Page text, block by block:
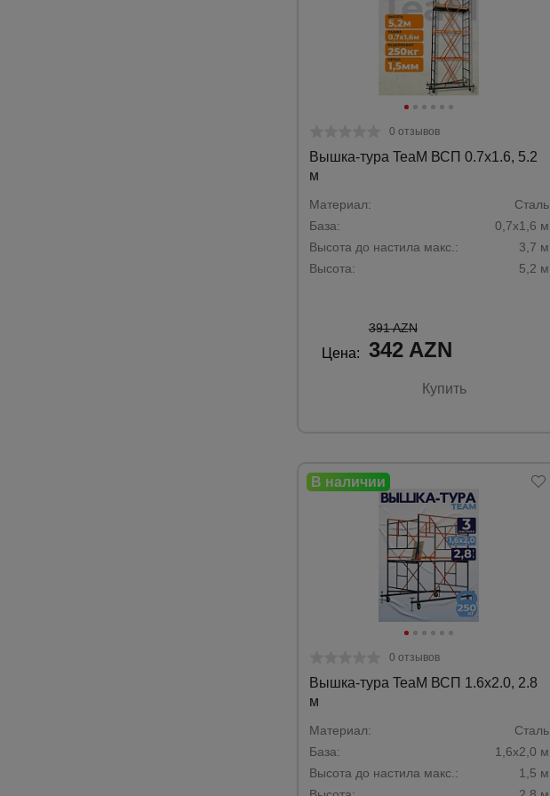
0 отзывов
Вышка-тура TeaM ВСП 0.7х1.6, 5.2
м
Материал:
Сталь
База:
0,7х1,6 м
Высота до настила макс.:
3,7 м
Высота:
5,2 м
Цена:
391 AZN
342 AZN
Купить
0 отзывов
Вышка-тура TeaM ВСП 1.6х2.0, 2.8
м
Материал:
Сталь­
База:
1,6х2,0 м­
Высота до настила макс.:
1,5 м­